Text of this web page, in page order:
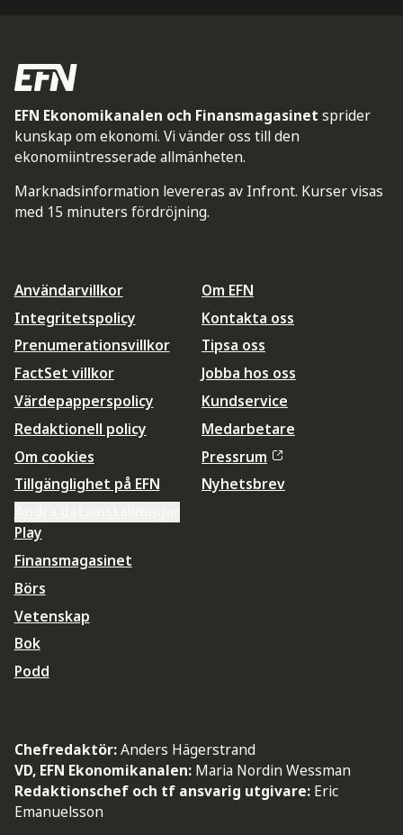
EFN Ekonomikanalen och Finansmagasinet sprider
kunskap om ekonomi. Vi vänder oss till den
ekonomiintresserade allmänheten.
Marknadsinformation levereras av Infront. Kurser visas
med 15 minuters fördröjning.
Användarvillkor
Integritetspolicy
Prenumerationsvillkor
FactSet villkor
Värdepapperspolicy
Redaktionell policy
Om cookies
Tillgänglighet på EFN
Om EFN
Kontakta oss
Tipsa oss
Jobba hos oss
Kundservice
Medarbetare
Pressrum
Nyhetsbrev
Play
Finansmagasinet
Börs
Vetenskap
Bok
Podd
Chefredaktör:Anders Hägerstrand
VD, EFN Ekonomikanalen: Maria Nordin Wessman
Redaktionschef och tf ansvarig utgivare: Eric
Emanuelsson